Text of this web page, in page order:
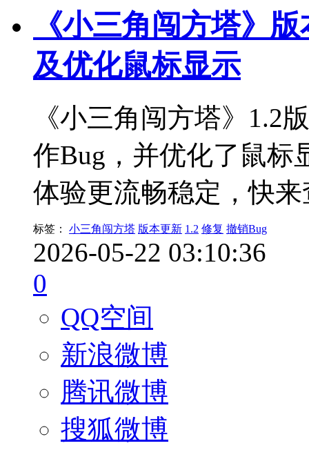
《小三角闯方塔》
及优化鼠标显示
《小三角闯方塔》1.2
作Bug，并优化了鼠标
体验更流畅稳定，快
标签： 小三角闯方塔 版本更新 1.2 修复 撤销Bug
2026-05-22 03:10:36
0
QQ空间
新浪微博
腾讯微博
搜狐微博